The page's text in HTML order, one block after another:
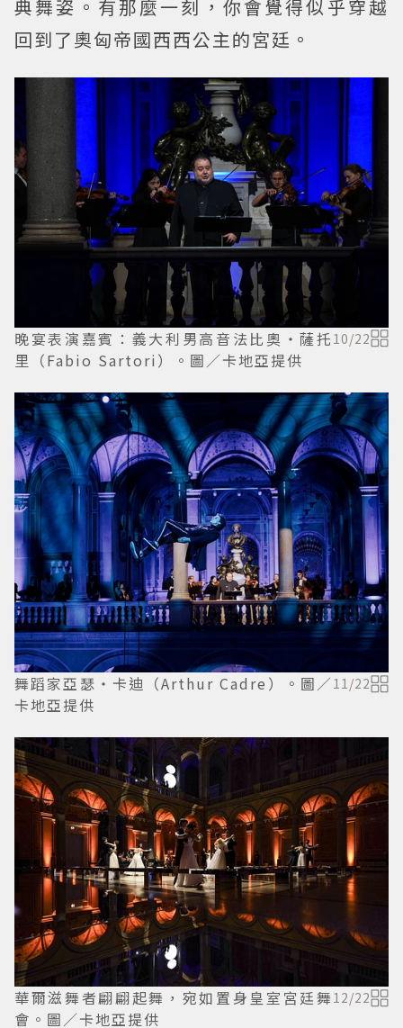
典舞姿。有那麼一刻，你會覺得似乎穿越
回到了奧匈帝國西西公主的宮廷。
晚宴表演嘉賓：義大利男高音法比奧・薩托
里（Fabio Sartori）。圖／卡地亞提供
10/22
舞蹈家亞瑟・卡迪（Arthur Cadre）。圖／
卡地亞提供
11/22
華爾滋舞者翩翩起舞，宛如置身皇室宮廷舞
會。圖／卡地亞提供
12/22